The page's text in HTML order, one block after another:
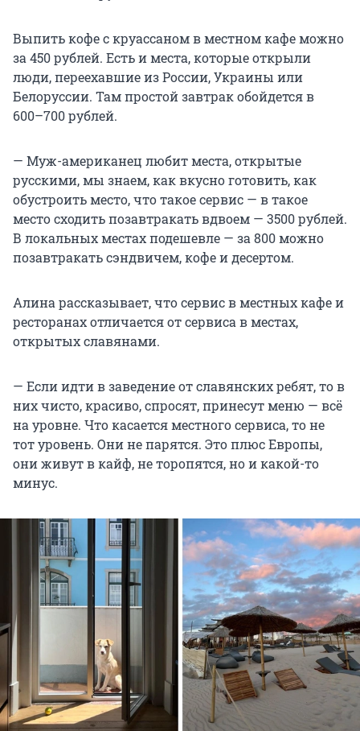
Выпить кофе с круассаном в местном кафе можно
за450 рублей. Есть и места, которые открыли
люди, переехавшие из России, Украины или
Белоруссии. Там простой завтрак обойдется в
600–700 рублей.
— Муж-американец любит места, открытые
русскими, мы знаем, как вкусно готовить, как
обустроить место, что такое сервис — в такое
место сходить позавтракать вдвоем — 3500 рублей.
В локальных местах подешевле — за 800 можно
позавтракать сэндвичем, кофе и десертом.
Алина рассказывает, что сервис в местных кафе и
ресторанах отличается от сервиса в местах,
открытых славянами.
— Если идти в заведение от славянских ребят, то в
них чисто, красиво, спросят, принесут меню — всё
на уровне. Что касается местного сервиса, то не
тот уровень. Они не парятся. Это плюс Европы,
они живут в кайф, не торопятся, но и какой-то
минус.